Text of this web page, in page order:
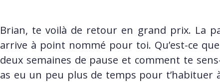
Brian, te voilà de retour en grand prix. La
arrive à point nommé pour toi. Qu’est-ce
deux semaines de pause et comment te
as eu un peu plus de temps pour t’habituer